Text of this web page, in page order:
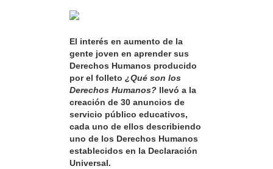
El interés en aumento de la
gente joven en aprender sus
Derechos Humanos producido
por el folleto ¿Qué son los
Derechos Humanos? llevó a la
creación de 30 anuncios de
servicio público educativos,
cada uno de ellos describiendo
uno de los Derechos Humanos
establecidos en la Declaración
Universal.